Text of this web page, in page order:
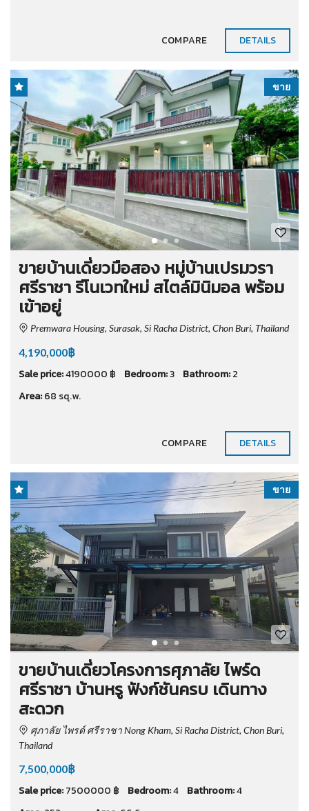
COMPARE DETAILS
ขาย
ขายบ้านเดี่ยวมือสอง หมู่บ้านเปรมวรา
ศรีราชา รีโนเวทใหม่ สไตล์มินิมอล พร้อม
เข้าอยู่
Premwara Housing, Surasak, Si Racha District, Chon Buri, Thailand
4,190,000฿
Sale price:4190000 ฿ Bedroom:3 Bathroom:2
Area:68 sq.w.
COMPARE DETAILS
ขาย
ขายบ้านเดี่ยวโครงการศุภาลัย ไพร์ด
ศรีราชา บ้านหรู ฟังก์ชันครบ เดินทาง
สะดวก
ศุภาลัย ไพรด์ ศรีราชา Nong Kham, Si Racha District, Chon Buri,
Thailand
7,500,000฿
Sale price:7500000 ฿ Bedroom:4 Bathroom:4